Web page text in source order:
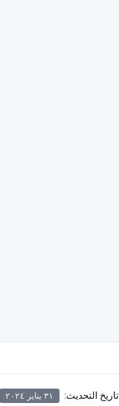
تاريخ التحديث: ٣١ يناير ٢٠٢٤